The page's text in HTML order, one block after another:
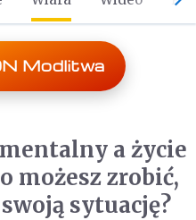
Modlitwa
a życie
możesz zrobić,
sytuację?